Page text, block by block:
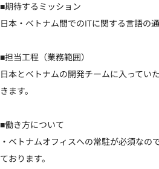
■期待するミッション
日本・ベトナム間でのITに関する言語の
■担当工程（業務範囲）
日本とベトナムの開発チームに入ってい
きます。
■働き方について
・ベトナムオフィスへの常駐が必須なの
ております。